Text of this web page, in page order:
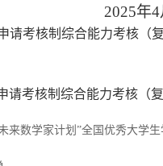
年4
请考核制综合能力考核（
请考核制综合能力考核（
来数学家计划”全国优秀大学